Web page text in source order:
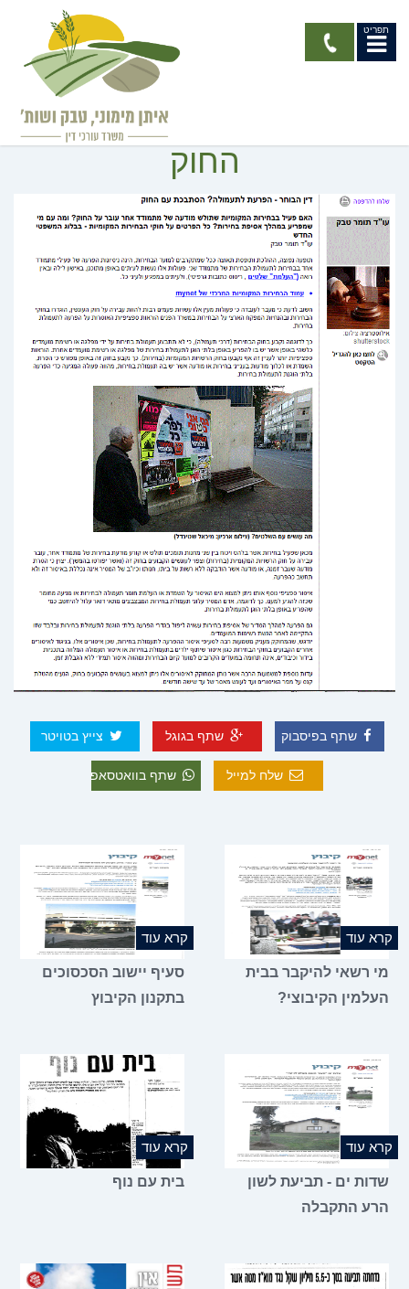
תפריט
דין הבוחר- הפרעת
לתעמולה? הסתבכת על
החוק
שתף בפיסבוק שתף בגוגל צייץ בטויטר
שלח למייל שתף בוואטסאפ
קרא עוד
מי רשאי להיקבר בבית
העלמין הקיבוצי?
קרא עוד
סעיף יישוב הסכסוכים
בתקנון הקיבוץ
קרא עוד
שדות ים - תביעת לשון
הרע התקבלה
קרא עוד
בית עם נוף